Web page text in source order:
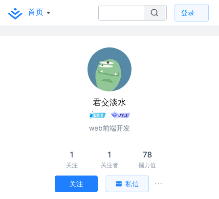
首页 登录
君交淡水
web前端开发
1
关注
1
关注者
78
掘力值
关注 私信